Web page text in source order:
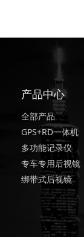
产品中心
全部产品
GPS+RD一体机
多功能记录仪
专车专用后视镜
绑带式后视镜